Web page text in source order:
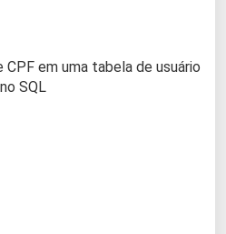
em uma tabela de usuário
no SQL